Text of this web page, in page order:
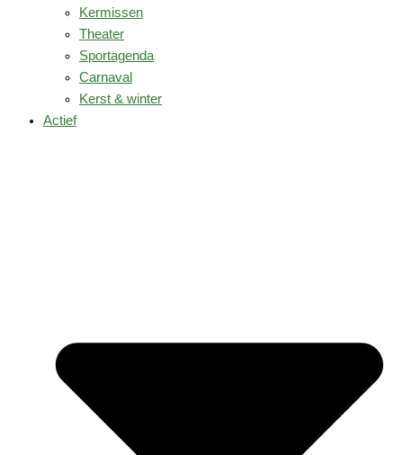
Kermissen
Theater
Sportagenda
Carnaval
Kerst & winter
Actief